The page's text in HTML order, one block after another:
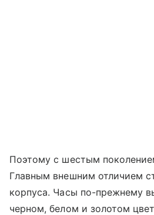
Поэтому с шестым
Главным внешним отличием
корпуса. Часы по-прежнему
черном, белом и золотом